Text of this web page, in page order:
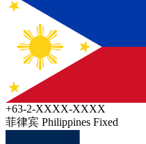
+63-2-XXXX-XXXX
菲律宾 Philippines Fixed